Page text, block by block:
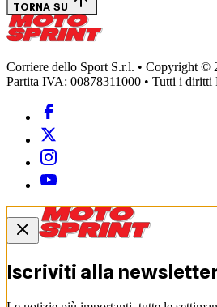
TORNA SU
Corriere dello Sport S.r.l. • Copyright ©
Partita IVA: 00878311000 • Tutti i diritti
Iscriviti alla